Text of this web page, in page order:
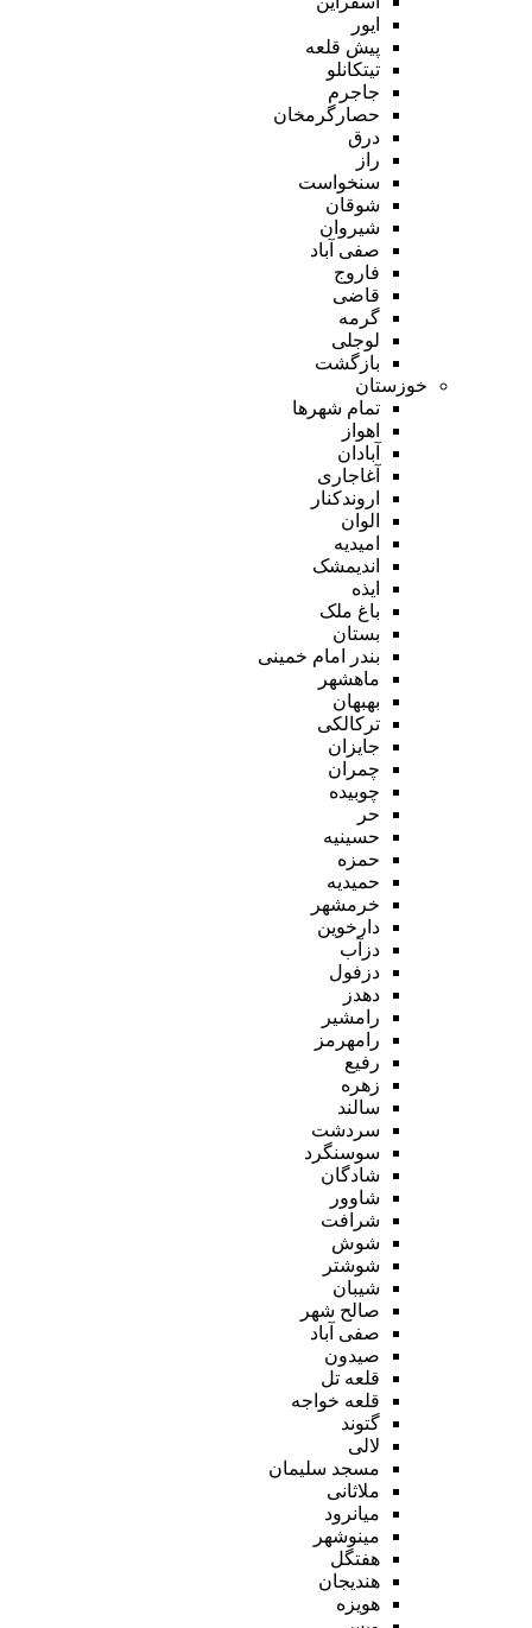
ایور
پیش قلعه
تیتکانلو
جاجرم
حصارگرمخان
درق
راز
سنخواست
شوقان
شیروان
صفی آباد
فاروج
قاضی
گرمه
لوجلی
بازگشت
خوزستان
تمام شهر‌ها
اهواز
آبادان
آغاجاری
اروندکنار
الوان
امیدیه
اندیمشک
ایذه
باغ ملک
بستان
بندر امام خمینی
ماهشهر
بهبهان
ترکالکی
جایزان
چمران
چوبیده
حر
حسینیه
حمزه
حمیدیه
خرمشهر
دارخوین
دزآب
دزفول
دهدز
رامشیر
رامهرمز
رفیع
زهره
سالند
سردشت
سوسنگرد
شادگان
شاوور
شرافت
شوش
شوشتر
شیبان
صالح شهر
صفی آباد
صیدون
قلعه تل
قلعه خواجه
گتوند
لالی
مسجد سلیمان
ملاثانی
میانرود
مینوشهر
هفتگل
هندیجان
هویزه